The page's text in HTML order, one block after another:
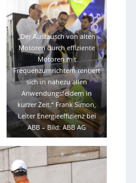
„Der Austausch von alten
Motoren durch effiziente
Motoren mit
Frequenzumrichtern rentiert
sich in nahezu allen
Anwendungsfeldern in
kurzer Zeit.“ Frank Simon,
Leiter Energieeffizienz bei
ABB– Bild: ABB AG